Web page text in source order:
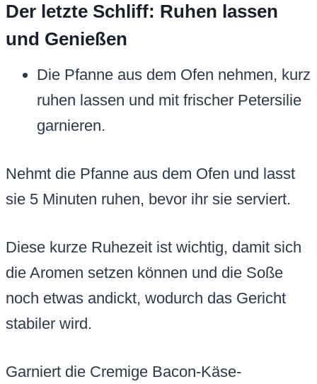
Der letzte Schliff: Ruhen lassen
und Genießen
Die Pfanne aus dem Ofen nehmen, kurz
ruhen lassen und mit frischer Petersilie
garnieren.
Nehmt die Pfanne aus dem Ofen und lasst
sie 5 Minuten ruhen, bevor ihr sie serviert.
Diese kurze Ruhezeit ist wichtig, damit sich
die Aromen setzen können und die Soße
noch etwas andickt, wodurch das Gericht
stabiler wird.
Garniert die Cremige Bacon-Käse-